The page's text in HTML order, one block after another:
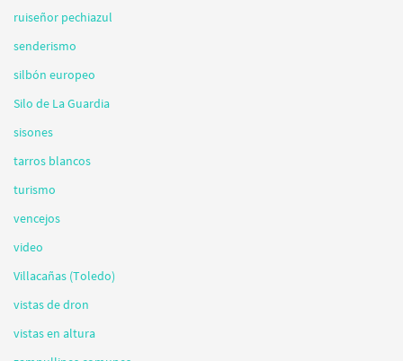
ruiseñor pechiazul
senderismo
silbón europeo
Silo de La Guardia
sisones
tarros blancos
turismo
vencejos
video
Villacañas (Toledo)
vistas de dron
vistas en altura